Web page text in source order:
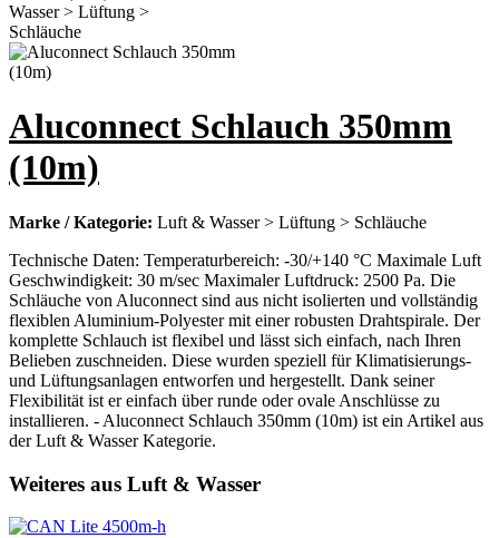
Aluconnect Schlauch 350mm
(10m)
Marke / Kategorie: Luft & Wasser > Lüftung > Schläuche
Technische Daten: Temperaturbereich: -30/+140 °C Maximale Luft
Geschwindigkeit: 30 m/sec Maximaler Luftdruck: 2500 Pa. Die
Schläuche von Aluconnect sind aus nicht isolierten und vollständig
flexiblen Aluminium-Polyester mit einer robusten Drahtspirale. Der
komplette Schlauch ist flexibel und lässt sich einfach, nach Ihren
Belieben zuschneiden. Diese wurden speziell für Klimatisierungs-
und Lüftungsanlagen entworfen und hergestellt. Dank seiner
Flexibilität ist er einfach über runde oder ovale Anschlüsse zu
installieren. - Aluconnect Schlauch 350mm (10m) ist ein Artikel aus
der Luft & Wasser Kategorie.
Weiteres aus Luft & Wasser